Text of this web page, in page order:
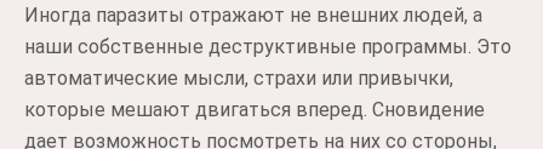
Иногда паразиты отражают не внешних людей, а
наши собственные деструктивные программы. Это
автоматические мысли, страхи или привычки,
которые мешают двигаться вперед. Сновидение
дает возможность посмотреть на них со стороны,